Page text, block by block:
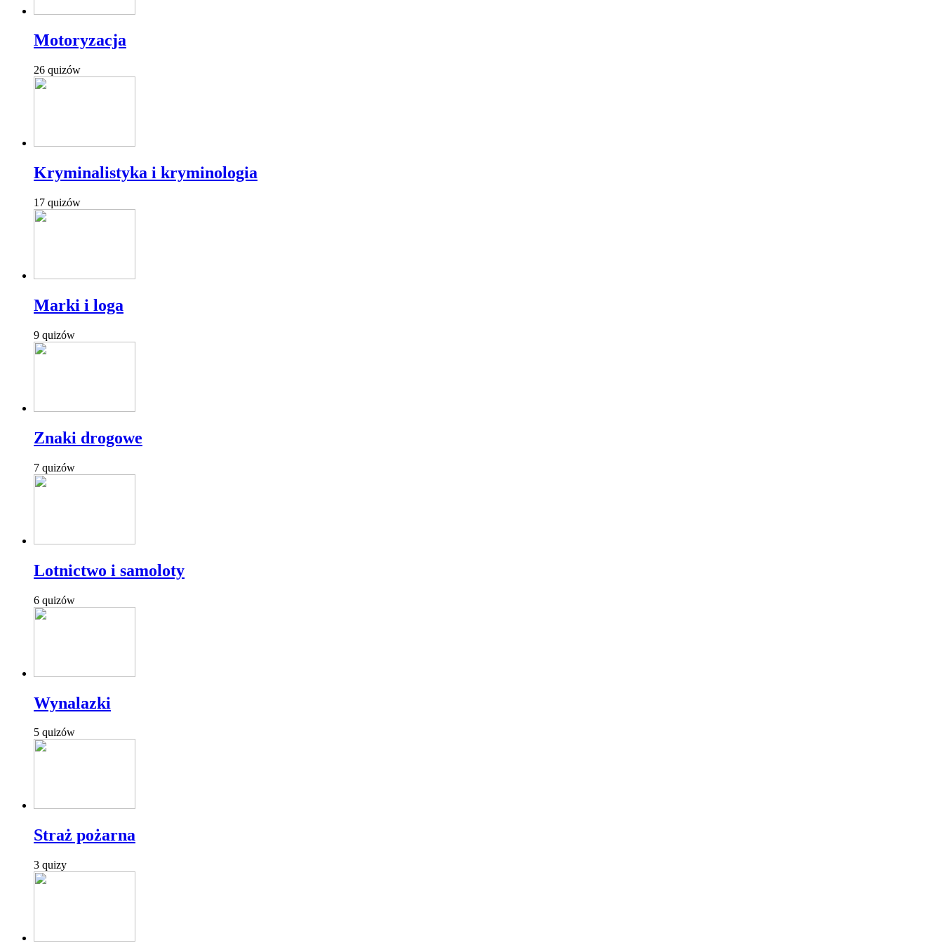
Motoryzacja
26 quizów
Kryminalistyka i kryminologia
17 quizów
Marki i loga
9 quizów
Znaki drogowe
7 quizów
Lotnictwo i samoloty
6 quizów
Wynalazki
5 quizów
Straż pożarna
3 quizy